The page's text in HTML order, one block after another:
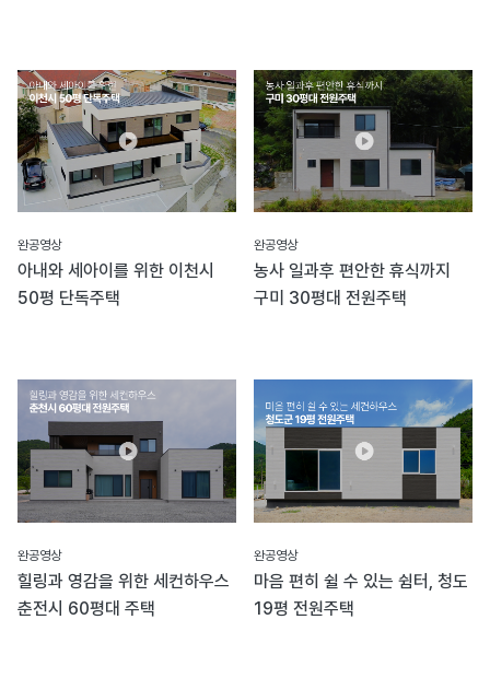
완공영상
아내와 세아이를 위한 이천시
50평 단독주택
완공영상
농사 일과후 편안한 휴식까지
구미 30평대 전원주택
완공영상
힐링과 영감을 위한 세컨하우스
춘전시 60평대 주택
완공영상
마음 편히 쉴 수 있는 쉼터, 청도
19평 전원주택